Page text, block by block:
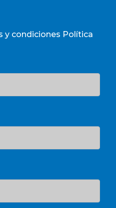
y condiciones Política